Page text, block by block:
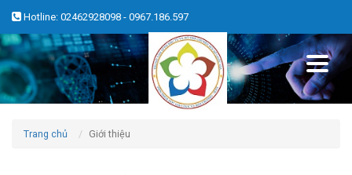
Hotline: 02462928098 - 0967.186.597
Trang chủ Giới thiệu